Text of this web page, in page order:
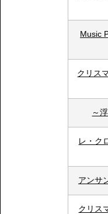
Music
クリス
～
レ・ク
アンサ
クリス